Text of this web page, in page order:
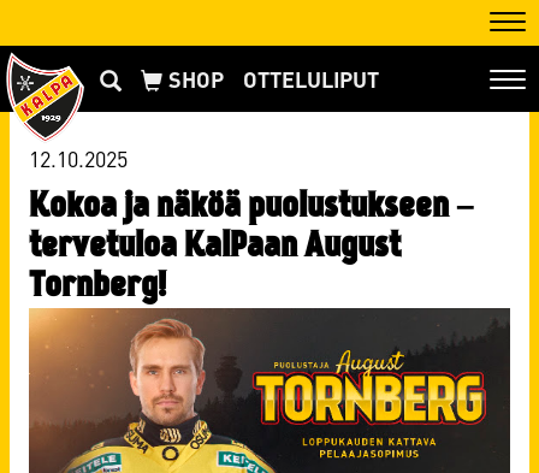
OTTELULIPUT
12.10.2025
Kokoa ja näköä puolustukseen –
tervetuloa KalPaan August
Tornberg!